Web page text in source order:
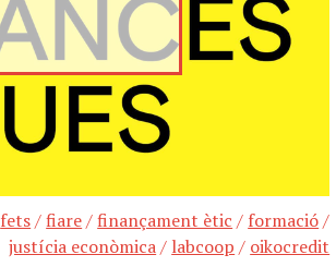
fets/fiare/finançament ètic / formació/
justícia econòmica/ labcoop / oikocredit